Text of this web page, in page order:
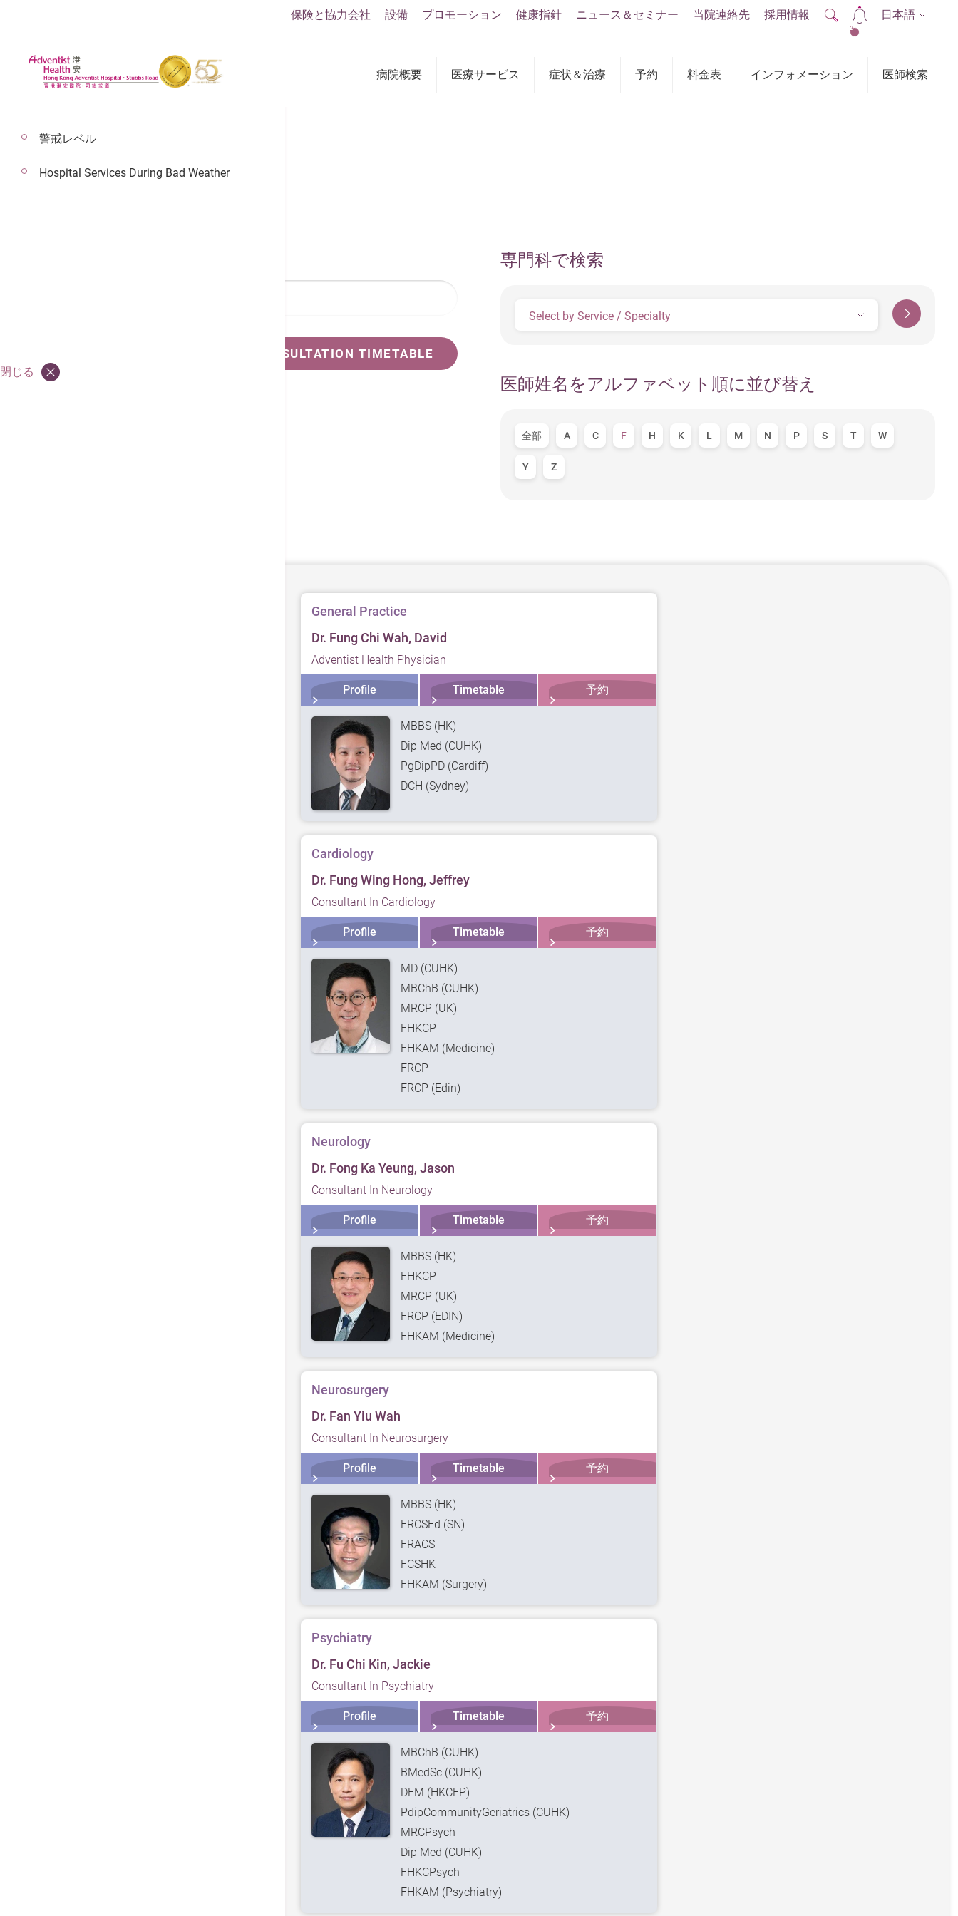
病院概要 医療サービス 症状＆治療 予約 料金表 インフォメーション 医師検索
保険と協力会社 設備 プロモーション 健康指針 ニュース＆セミナー 当院連絡先 採用情報
2
日本語
VIEW OUT-PATIENT CLINIC CONSULTATION TIMETABLE
専門科で検索
Select by Service / Specialty
医師姓名をアルファベット順に並び替え
全部 A C F H K L M N P S T W
Y Z
General Practice
Dr. Fung Chi Wah, David
Adventist Health Physician
Profile Timetable 予約
MBBS (HK)
Dip Med (CUHK)
PgDipPD (Cardiff)
DCH (Sydney)
Cardiology
Dr. Fung Wing Hong, Jeffrey
Consultant In Cardiology
Profile Timetable 予約
MD (CUHK)
MBChB (CUHK)
MRCP (UK)
FHKCP
FHKAM (Medicine)
FRCP
FRCP (Edin)
Neurology
Dr. Fong Ka Yeung, Jason
Consultant In Neurology
Profile Timetable 予約
MBBS (HK)
FHKCP
MRCP (UK)
FRCP (EDIN)
FHKAM (Medicine)
Neurosurgery
Dr. Fan Yiu Wah
Consultant In Neurosurgery
Profile Timetable 予約
MBBS (HK)
FRCSEd (SN)
FRACS
FCSHK
FHKAM (Surgery)
Psychiatry
Dr. Fu Chi Kin, Jackie
Consultant In Psychiatry
Profile Timetable 予約
MBChB (CUHK)
BMedSc (CUHK)
DFM (HKCFP)
PdipCommunityGeriatrics (CUHK)
MRCPsych
Dip Med (CUHK)
FHKCPsych
FHKAM (Psychiatry)
警戒レベル
Hospital Services During Bad Weather
閉じる